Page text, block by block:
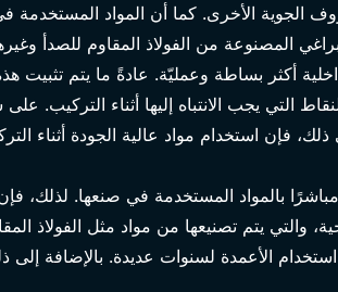
الجوية الأخرى. كما أن المواد
أكثر بساطة وعمليّة. عادةً ما يتم تثبيت
التي يجب الانتباه إليها أثناء التركيب.
بالمواد المستخدمة في صنعها. لذلك،
يتم تصنيعها من مواد مثل الفولاذ
الأعمدة لسنوات عديدة. بالإضافة إلى